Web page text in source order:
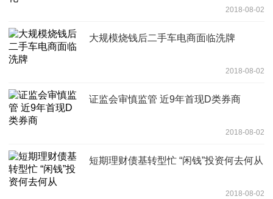
2018-08-02
大规模烧钱后二手车电商面临洗牌
2018-08-02
证监会审慎监管 近9年首现D类券商
2018-08-02
短期理财债基转型忙 “闲钱”投资何去何从
2018-08-02